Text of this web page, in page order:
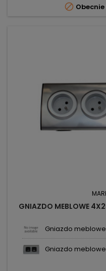

GNIAZDO MEBLOWE
Gniazdo meblowe
Gniazdo